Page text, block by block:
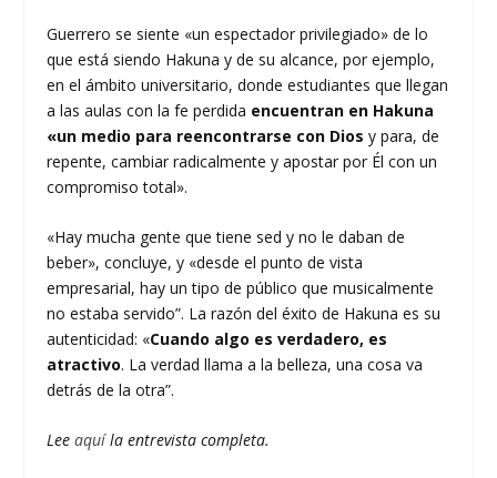
Guerrero se siente «un espectador privilegiado» de lo
que está siendo Hakuna y de su alcance, por ejemplo,
en el ámbito universitario, donde estudiantes que llegan
a las aulas con la fe perdida encuentran en Hakuna
«un medio para reencontrarse con Diosy para, de
repente, cambiar radicalmente y apostar por Él con un
compromiso total».
«Hay mucha gente que tiene sed y no le daban de
beber», concluye, y «desde el punto de vista
empresarial, hay un tipo de público que musicalmente
no estaba servido”. La razón del éxito de Hakuna es su
autenticidad: «Cuando algo es verdadero, es
atractivo. La verdad llama a la belleza, una cosa va
detrás de la otra”.
Leeaquíla entrevista completa.